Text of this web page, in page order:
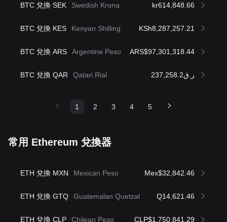
BTC 兌換 SEK Swedish Krona kr614,848.66
BTC 兌換 KES Kenyan Shilling KSh8,287,257.21
BTC 兌換 ARS Argentine Peso ARS$97,301,318.44
BTC 兌換 QAR Qatari Rial ر.ق237,258.2
1 2 3 4 5
常用 Ethereum 兌換器
ETH 兌換 MXN Mexican Peso Mex$32,842.46
ETH 兌換 GTQ Guatemalan Quetzal Q14,621.46
ETH 兌換 CLP Chilean Peso CLP$1,750,841.29